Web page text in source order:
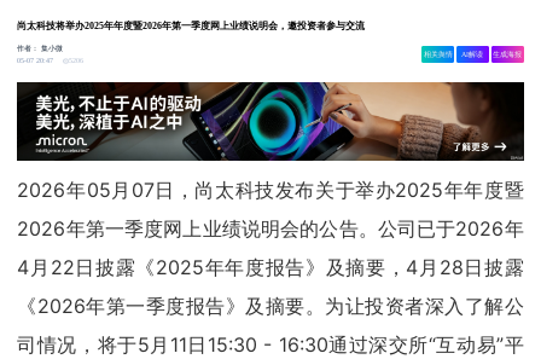
尚太科技将举办2025年年度暨2026年第一季度网上业绩说明会，邀投资者参与交流
作者：集小微
05-07 20:47
5206
相关舆情 AI解读 生成海报
2026年05月07日，尚太科技发布关于举办2025年年度暨
2026年第一季度网上业绩说明会的公告。公司已于2026年
4月22日披露《2025年年度报告》及摘要，4月28日披露
《2026年第一季度报告》及摘要。为让投资者深入了解公
司情况，将于5月11日15:30 - 16:30通过深交所“互动易”平